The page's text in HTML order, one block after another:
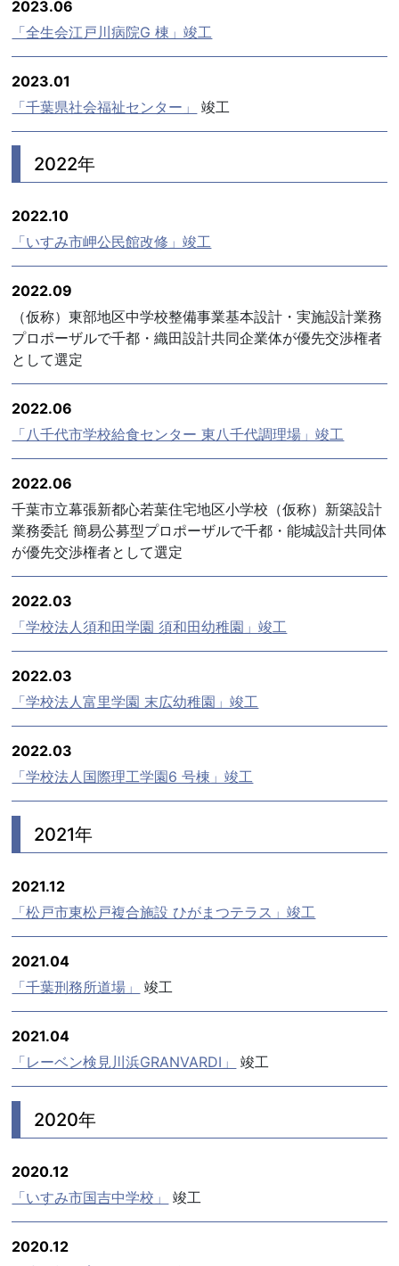
2023.06
「全生会江戸川病院G 棟」竣工
2023.01
「千葉県社会福祉センター」
竣工
2022年
2022.10
「いすみ市岬公民館改修」竣工
2022.09
（仮称）東部地区中学校整備事業基本設計・実施設計業務
プロポーザルで千都・織田設計共同企業体が優先交渉権者
として選定
2022.06
「八千代市学校給食センター 東八千代調理場」竣工
2022.06
千葉市立幕張新都心若葉住宅地区小学校（仮称）新築設計
業務委託 簡易公募型プロポーザルで千都・能城設計共同体
が優先交渉権者として選定
2022.03
「学校法人須和田学園 須和田幼稚園」竣工
2022.03
「学校法人富里学園 末広幼稚園」竣工
2022.03
「学校法人国際理工学園6 号棟」竣工
2021年
2021.12
「松戸市東松戸複合施設 ひがまつテラス」竣工
2021.04
「千葉刑務所道場」
竣工
2021.04
「レーベン検見川浜GRANVARDI」
竣工
2020年
2020.12
「いすみ市国吉中学校」
竣工
2020.12